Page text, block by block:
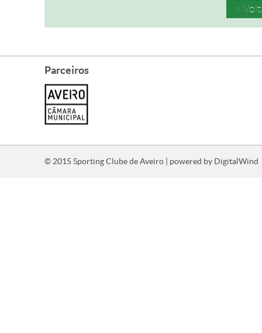
<
Parceiros
© 2015 Sporting Clube de Aveiro | powered by DigitalWind